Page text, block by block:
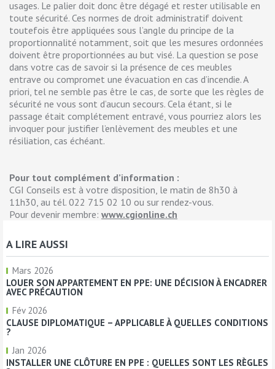
usages. Le palier doit donc être dégagé et rester utilisable en
toute sécurité. Ces normes de droit administratif doivent
toutefois être appliquées sous l’angle du principe de la
proportionnalité notamment, soit que les mesures ordonnées
doivent être proportionnées au but visé. La question se pose
dans votre cas de savoir si la présence de ces meubles
entrave ou compromet une évacuation en cas d’incendie. A
priori, tel ne semble pas être le cas, de sorte que les règles de
sécurité ne vous sont d’aucun secours. Cela étant, si le
passage était complétement entravé, vous pourriez alors les
invoquer pour justifier l’enlèvement des meubles et une
résiliation, cas échéant.
Pour tout complément d’information :
CGI Conseils est à votre disposition, le matin de 8h30 à
11h30, au tél. 022 715 02 10 ou sur rendez-vous.
Pour devenir membre: www.cgionline.ch
A LIRE AUSSI
Mars 2026
LOUER SON APPARTEMENT EN PPE: UNE DÉCISION À ENCADRER
AVEC PRÉCAUTION
Fév 2026
CLAUSE DIPLOMATIQUE – APPLICABLE À QUELLES CONDITIONS
?
Jan 2026
INSTALLER UNE CLÔTURE EN PPE : QUELLES SONT LES RÈGLES